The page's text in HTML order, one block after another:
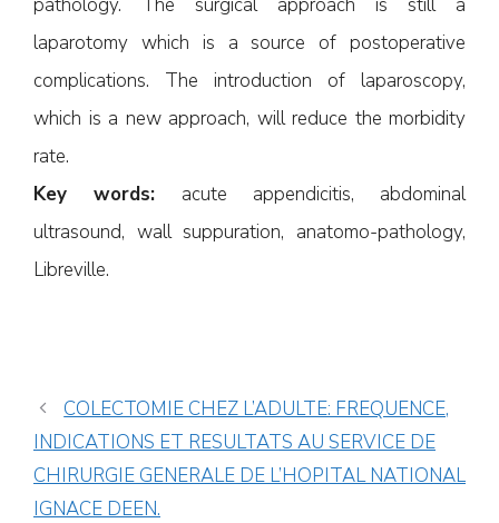
laparotomy which is a source of postoperative
complications. The introduction of laparoscopy,
which is a new approach, will reduce the morbidity
rate.
Key words: acute appendicitis, abdominal
ultrasound, wall suppuration, anatomo-pathology,
Libreville.
COLECTOMIE CHEZ L’ADULTE: FREQUENCE,
INDICATIONS ET RESULTATS AU SERVICE DE
CHIRURGIE GENERALE DE L’HOPITAL NATIONAL
IGNACE DEEN.